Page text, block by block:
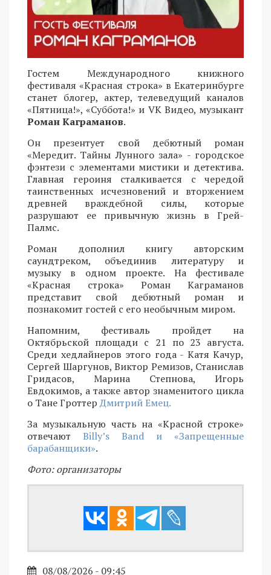
Гостем Международного книжного
фестиваля «Красная строка» в Екатеринбурге
станет блогер, актер, телеведущий каналов
«Пятница!», «Суббота!» и VK Видео, музыкант
Роман Каграманов.
Он презентует свой дебютный роман
«Мередит. Тайны Лунного зала» - городское
фэнтези с элементами мистики и детектива.
Главная героиня сталкивается с чередой
таинственных исчезновений и вторжением
древней враждебной силы, которые
разрушают ее привычную жизнь в Грей-
Палмс.
Роман дополнил книгу авторским
саундтреком, объединив литературу и
музыку в одном проекте. На фестивале
«Красная строка» Роман Каграманов
представит свой дебютный роман и
познакомит гостей с его необычным миром.
Напомним, фестиваль пройдет на
Октябрьской площади с 21 по 23 августа.
Среди хедлайнеров этого года - Катя Качур,
Сергей Шаргунов, Виктор Ремизов, Станислав
Гридасов, Марина Степнова, Игорь
Евдокимов, а также автор знаменитого цикла
о Тане ГроттерДмитрий Емец.
За музыкальную часть на «Красной строке»
отвечают Billy’s Band и «Запрещенные
барабанщики».
Фото: организаторы
08/08/2026 - 09:45